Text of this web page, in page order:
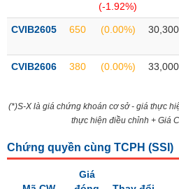
mô
thị
Niêm
Niêm
Niêm
(-1.92%)
CVIB2605 650 (0.00%) 30,300
CVIB2606 380 (0.00%) 33,000
(*)S-X là giá chứng khoán cơ sở - giá thực
thực hiện điều chỉnh + Giá
Chứng quyền cùng TCPH (SSI )
Giá
DOANH
NGHIỆP
PHÁI
SINH